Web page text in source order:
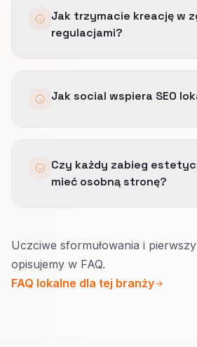
na stronę lub wiadomości
z ofertą, którą naprawdę
Jak trzymacie kreację w
regulacjami?
powtarzamy bezpieczne
Jak social wspiera SEO
sygnały zaufania, takie jak
specjaliści, dyskretne sygnały
Czy każdy zabieg
mieć osobną stronę?
Inne są pytania, ryzyka do
odbiorców.
Uczciwe sformułowania i
opisujemy w FAQ.
FAQ lokalne dla tej branży